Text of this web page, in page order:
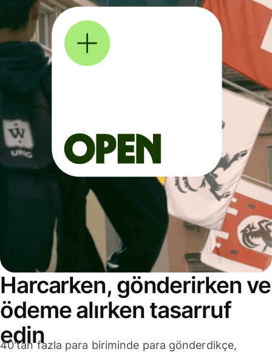
Harcarken, gönderirken ve
ödeme alırken tasarruf
edin
40'tan fazla para biriminde para gönderdikçe,